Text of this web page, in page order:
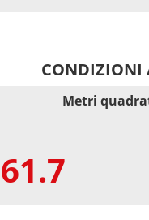
CONDIZIONI
61.7
Metri